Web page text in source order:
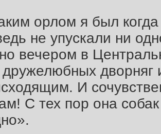
орлом я был
не упускали ни
вечером в
дружелюбных
И
С тех пор она